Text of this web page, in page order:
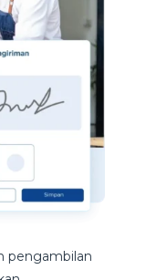
pengambilan